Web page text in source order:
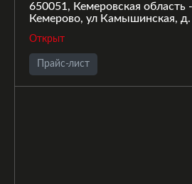
650051, Кемеровская область
Кемерово, ул Камышинская, д.
Открыт
Прайс-лист